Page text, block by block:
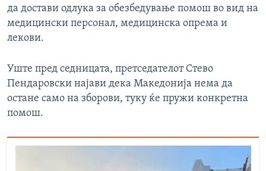
да достави одлука за обезбедување помош во вид на
медицински персонал, медицинска опрема и
лекови.
Уште пред седницата, претседателот Стево
Пендаровски најави дека Македонија нема да
остане само на зборови, туку ќе пружи конкретна
помош.